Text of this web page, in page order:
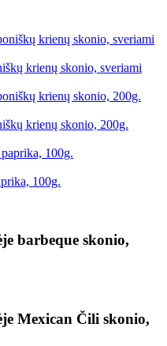
krienų skonio, sveriami
krienų skonio, 200g.
100g.
barbeque skonio,
Mexican Čili skonio,